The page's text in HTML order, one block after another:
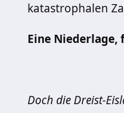
katastrophalen
Eine Niederlage,
Doch die Dreist-